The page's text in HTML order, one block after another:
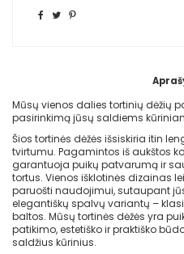
Mūsų vienos dalies tortinių dėžių
pasirinkimą jūsų saldiems
Šios tortinės dėžės išsiskiria itin
tvirtumu. Pagamintos iš aukštos
garantuoja puikų patvarumą ir
tortus. Vienos išklotinės dizainas
paruošti naudojimui, sutaupant
elegantiškų spalvų variantų –
baltos. Mūsų tortinės dėžės yra
patikimo, estetiško ir praktiško
saldžius kūrinius.